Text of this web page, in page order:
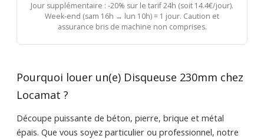
Jour supplémentaire : -20% sur le tarif 24h (soit 14.4€/jour).
Week-end (sam 16h → lun 10h) = 1 jour. Caution et
assurance bris de machine non comprises.
Pourquoi louer un(e) Disqueuse 230mm chez
Locamat ?
Découpe puissante de béton, pierre, brique et métal
épais. Que vous soyez particulier ou professionnel, notre